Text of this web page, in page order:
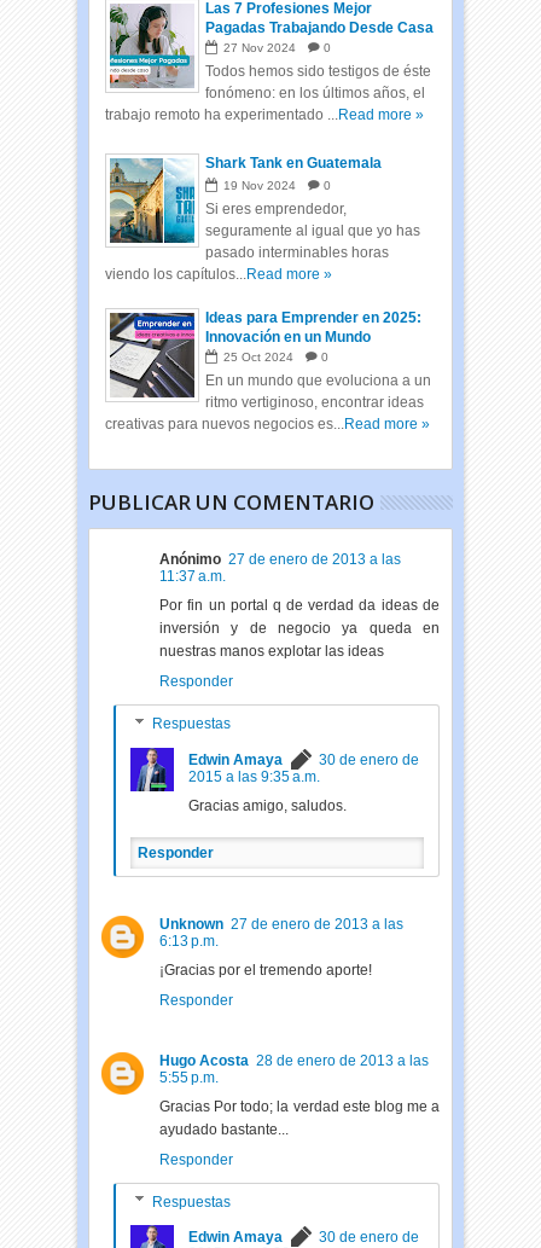
Las 7 Profesiones Mejor
Pagadas Trabajando Desde Casa
27 Nov 2024 0
Todos hemos sido testigos de éste
fonómeno: en los últimos años, el
trabajo remoto ha experimentado ...Read more »
Shark Tank en Guatemala
19 Nov 2024 0
Si eres emprendedor,
seguramente al igual que yo has
pasado interminables horas
viendo los capítulos...Read more »
Ideas para Emprender en 2025:
Innovación en un Mundo
Cambiante
25 Oct 2024 0
En un mundo que evoluciona a un
ritmo vertiginoso, encontrar ideas
creativas para nuevos negocios es...Read more »
PUBLICAR UN COMENTARIO
Anónimo 27 de enero de 2013 a las
11:37 a.m.
Por fin un portal q de verdad da ideas de
inversión y de negocio ya queda en
nuestras manos explotar las ideas
Responder
Respuestas
Edwin Amaya
30 de enero de
2015 a las 9:35 a.m.
Gracias amigo, saludos.
Responder
Unknown 27 de enero de 2013 a las
6:13 p.m.
¡Gracias por el tremendo aporte!
Responder
Hugo Acosta 28 de enero de 2013 a las
5:55 p.m.
Gracias Por todo; la verdad este blog me a
ayudado bastante...
Responder
Respuestas
Edwin Amaya
30 de enero de